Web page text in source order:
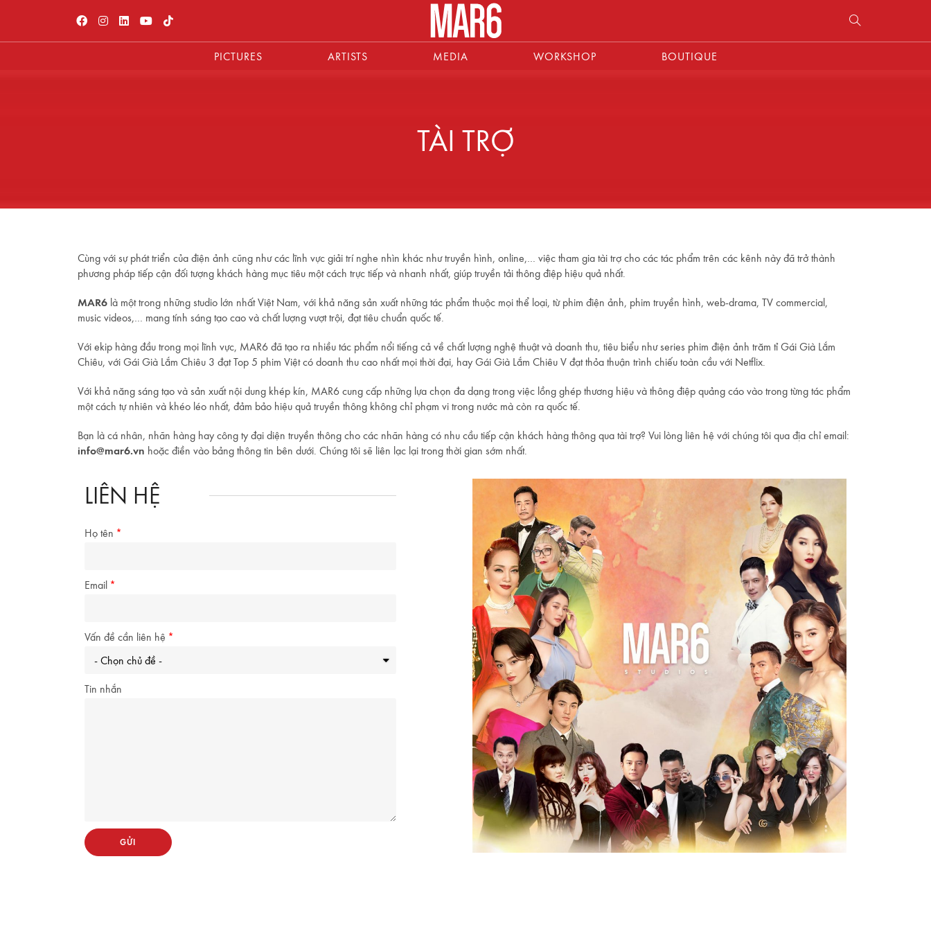
PICTURES ARTISTS MEDIA WORKSHOP BOUTIQUE
TÀI TRỢ
Cùng với sự phát triển của điện ảnh cũng như các lĩnh vực giải trí nghe nhìn khác như truyền hình, online,… việc tham gia tài trợ cho các tác phẩm trên các kênh này đã trở thành
phương pháp tiếp cận đối tượng khách hàng mục tiêu một cách trực tiếp và nhanh nhất, giúp truyền tải thông điệp hiệu quả nhất.
MAR6 là một trong những studio lớn nhất Việt Nam, với khả năng sản xuất những tác phẩm thuộc mọi thể loại, từ phim điện ảnh, phim truyền hình, web-drama, TV commercial,
music videos,… mang tính sáng tạo cao và chất lượng vượt trội, đạt tiêu chuẩn quốc tế.
Với ekip hàng đầu trong mọi lĩnh vực, MAR6 đã tạo ra nhiều tác phẩm nổi tiếng cả về chất lượng nghệ thuật và doanh thu, tiêu biểu như series phim điện ảnh trăm tỉ Gái Già Lắm
Chiêu, với Gái Già Lắm Chiêu 3 đạt Top 5 phim Việt có doanh thu cao nhất mọi thời đại, hay Gái Già Lắm Chiêu V đạt thỏa thuận trình chiếu toàn cầu với Netflix.
Với khả năng sáng tạo và sản xuất nội dung khép kín, MAR6 cung cấp những lựa chọn đa dạng trong việc lồng ghép thương hiệu và thông điệp quảng cáo vào trong từng tác phẩm
một cách tự nhiên và khéo léo nhất, đảm bảo hiệu quả truyền thông không chỉ phạm vi trong nước mà còn ra quốc tế.
Bạn là cá nhân, nhãn hàng hay công ty đại diện truyền thông cho các nhãn hàng có nhu cầu tiếp cận khách hàng thông qua tài trợ? Vui lòng liên hệ với chúng tôi qua địa chỉ email:
info@mar6.vn hoặc điền vào bảng thông tin bên dưới. Chúng tôi sẽ liên lạc lại trong thời gian sớm nhất.
LIÊN HỆ
Họ tên
Email
Vấn đề cần liên hệ
Tin nhắn
GỬI